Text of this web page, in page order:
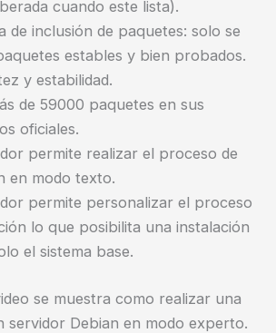
cuando este lista).
de inclusión de paquetes: solo se
estables y bien probados.
y estabilidad.
de 59000 paquetes en sus
oficiales.
permite realizar el proceso de
en modo texto.
permite personalizar el proceso
lo que posibilita una instalación
el sistema base.
se muestra como realizar una
servidor Debian en modo experto.